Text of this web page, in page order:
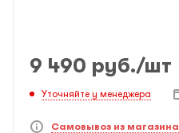
9 490 руб./шт
Уточняйте у менеджера
Самовывоз из магазина